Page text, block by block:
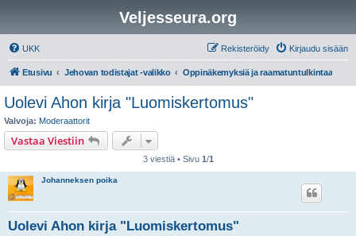
Veljesseura.org
UKK Kirjaudu sisään
Rekisteröidy
Etusivu Jehovan todistajat -valikko Oppinäkemyksiä ja raamatuntulkintaa
Uolevi Ahon kirja "Luomiskertomus"
Valvoja: Moderaattorit
Vastaa Viestiin
3 viestiä • Sivu 1/1
Johanneksen poika
Uolevi Ahon kirja "Luomiskertomus"